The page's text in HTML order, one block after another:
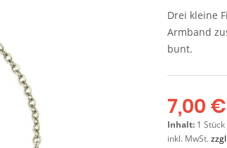
Drei kleine
Armband
bunt.
7,00
Inhalt: 1 Stück
inkl. MwSt.